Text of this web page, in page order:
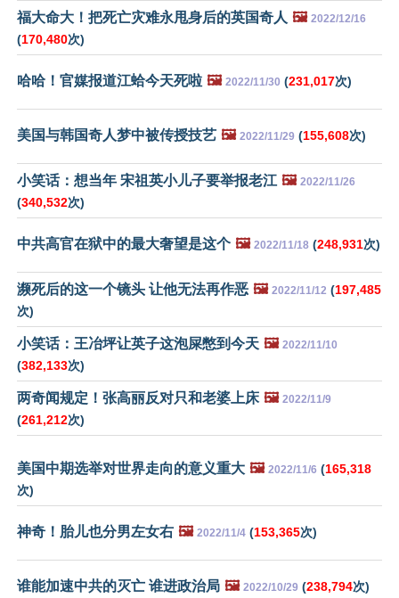
福大命大！把死亡灾难永甩身后的英国奇人 🖼️ 2022/12/16
(170,480次)
哈哈！官媒报道江蛤今天死啦 🖼️ 2022/11/30 (231,017次)
美国与韩国奇人梦中被传授技艺 🖼️ 2022/11/29 (155,608次)
小笑话：想当年 宋祖英小儿子要举报老江 🖼️ 2022/11/26
(340,532次)
中共高官在狱中的最大奢望是这个 🖼️ 2022/11/18 (248,931次)
濒死后的这一个镜头 让他无法再作恶 🖼️ 2022/11/12 (197,485
次)
小笑话：王冶坪让英子这泡屎憋到今天 🖼️ 2022/11/10
(382,133次)
两奇闻规定！张高丽反对只和老婆上床 🖼️ 2022/11/9
(261,212次)
美国中期选举对世界走向的意义重大 🖼️ 2022/11/6 (165,318
次)
神奇！胎儿也分男左女右 🖼️ 2022/11/4 (153,365次)
谁能加速中共的灭亡 谁进政治局 🖼️ 2022/10/29 (238,794次)